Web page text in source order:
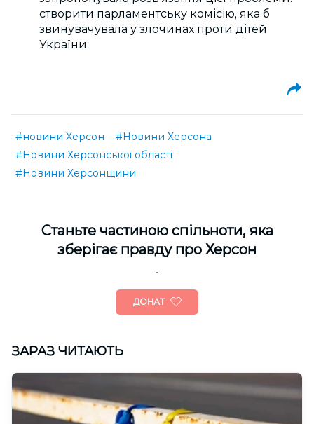
створити парламентську комісію, яка б
звинувачувала у злочинах проти дітей
України.
#новини Херсон
#Новини Херсона
#Новини Херсонської області
#Новини Херсонщини
Cтаньте частиною спільноти, яка
зберігає правду про Херсон
ДОНАТ
ЗАРАЗ ЧИТАЮТЬ